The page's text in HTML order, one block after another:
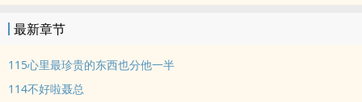
最新章节
115心里最珍贵的东西也分他一半
114不好啦聂总